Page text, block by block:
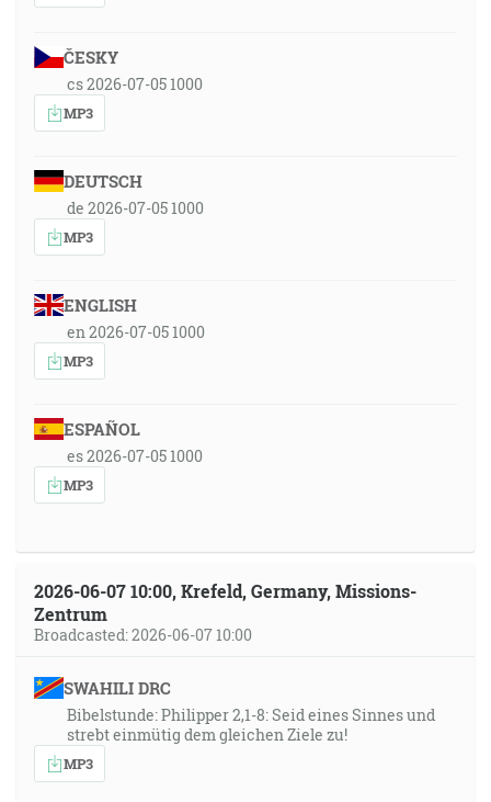
ČESKY
cs 2026-07-05 1000
MP3
DEUTSCH
de 2026-07-05 1000
MP3
ENGLISH
en 2026-07-05 1000
MP3
ESPAÑOL
es 2026-07-05 1000
MP3
2026-06-07 10:00, Krefeld, Germany, Missions-
Zentrum
Broadcasted: 2026-06-07 10:00
SWAHILI DRC
Bibelstunde: Philipper 2,1-8: Seid eines Sinnes und
strebt einmütig dem gleichen Ziele zu!
MP3